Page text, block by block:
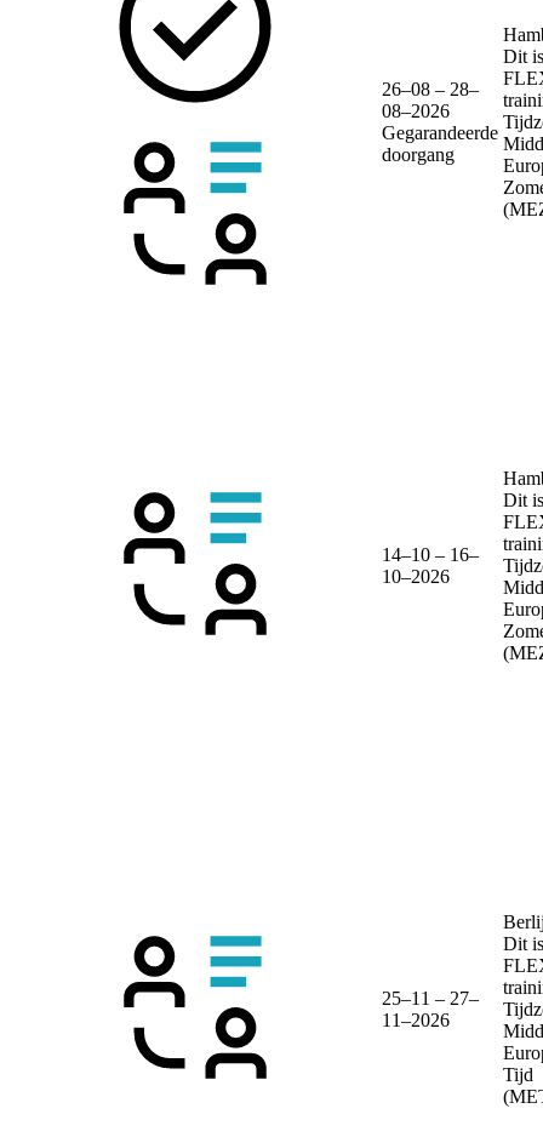
26–08 – 28–
08–2026
Gegarandeerde
doorgang
Dit
14–10 – 16–
10–2026
Dit
25–11 – 27–
11–2026
Dit
Tijd